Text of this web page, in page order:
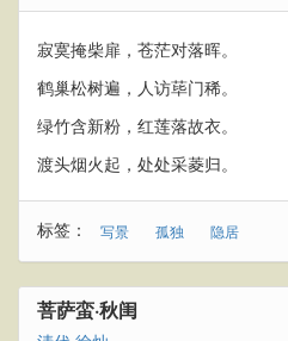
寂寞掩柴扉，苍茫对落晖。
鹤巢松树遍，人访荜门稀。
绿竹含新粉，红莲落故衣。
渡头烟火起，处处采菱归。
标签： 写景 孤独 隐居
菩萨蛮·秋闺